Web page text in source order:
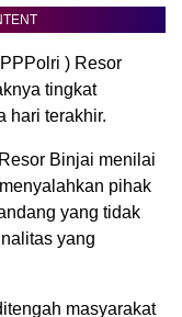
) Resor
tingkat
hari terakhir.
Binjai menilai
pihak
yang tidak
yang
masyarakat